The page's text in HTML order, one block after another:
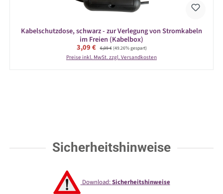
Kabelschutzdose, schwarz - zur Verlegung von Stromkabeln
im Freien (Kabelbox)
Verkaufspreis:
3,09 € Regulärer Preis:
6,09 €(49.26% gespart)
Preise inkl. MwSt. zzgl. Versandkosten
Sicherheitshinweise
Download:Sicherheitshinweise